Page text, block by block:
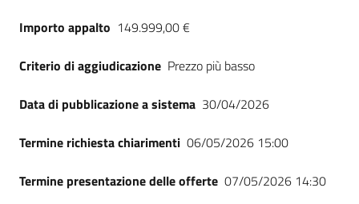
Importo appalto 149.999,00 €
Criterio di aggiudicazione Prezzo più basso
Data di pubblicazione a sistema 30/04/2026
Termine richiesta chiarimenti 06/05/2026 15:00
Termine presentazione delle offerte 07/05/2026 14:30